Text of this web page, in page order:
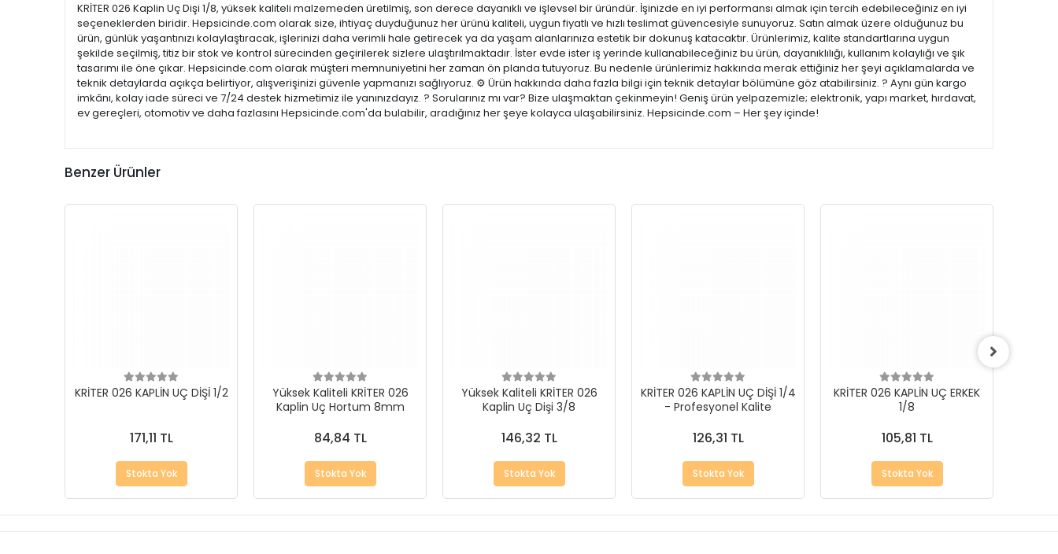
KRİTER 026 Kaplin Uç Dişi 1/8, yüksek kaliteli malzemeden üretilmiş, son derece dayanıklı ve işlevsel bir üründür. İşinizde en iyi performansı almak için tercih edebileceğiniz en iyi
seçeneklerden biridir. Hepsicinde.com olarak size, ihtiyaç duyduğunuz her ürünü kaliteli, uygun fiyatlı ve hızlı teslimat güvencesiyle sunuyoruz. Satın almak üzere olduğunuz bu
ürün, günlük yaşantınızı kolaylaştıracak, işlerinizi daha verimli hale getirecek ya da yaşam alanlarınıza estetik bir dokunuş katacaktır. Ürünlerimiz, kalite standartlarına uygun
şekilde seçilmiş, titiz bir stok ve kontrol sürecinden geçirilerek sizlere ulaştırılmaktadır. İster evde ister iş yerinde kullanabileceğiniz bu ürün, dayanıklılığı, kullanım kolaylığı ve şık
tasarımı ile öne çıkar. Hepsicinde.com olarak müşteri memnuniyetini her zaman ön planda tutuyoruz. Bu nedenle ürünlerimiz hakkında merak ettiğiniz her şeyi açıklamalarda ve
teknik detaylarda açıkça belirtiyor, alışverişinizi güvenle yapmanızı sağlıyoruz. ⚙️ Ürün hakkında daha fazla bilgi için teknik detaylar bölümüne göz atabilirsiniz. ? Aynı gün kargo
imkânı, kolay iade süreci ve 7/24 destek hizmetimiz ile yanınızdayız. ? Sorularınız mı var? Bize ulaşmaktan çekinmeyin! Geniş ürün yelpazemizle; elektronik, yapı market, hırdavat,
ev gereçleri, otomotiv ve daha fazlasını Hepsicinde.com'da bulabilir, aradığınız her şeye kolayca ulaşabilirsiniz. Hepsicinde.com – Her şey içinde!
Benzer Ürünler
KRİTER 026 KAPLİN UÇ DİŞİ 1/2
171,11 TL
Stokta Yok
Yüksek Kaliteli KRİTER 026
Kaplin Uç Hortum 8mm
84,84 TL
Stokta Yok
Yüksek Kaliteli KRİTER 026
Kaplin Uç Dişi 3/8
146,32 TL
Stokta Yok
KRİTER 026 KAPLİN UÇ DİŞİ 1/4
- Profesyonel Kalite
126,31 TL
Stokta Yok
KRİTER 026 KAPLİN UÇ ERKEK
1/8
105,81 TL
Stokta Yok